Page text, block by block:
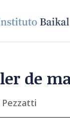
de
Pezzatti